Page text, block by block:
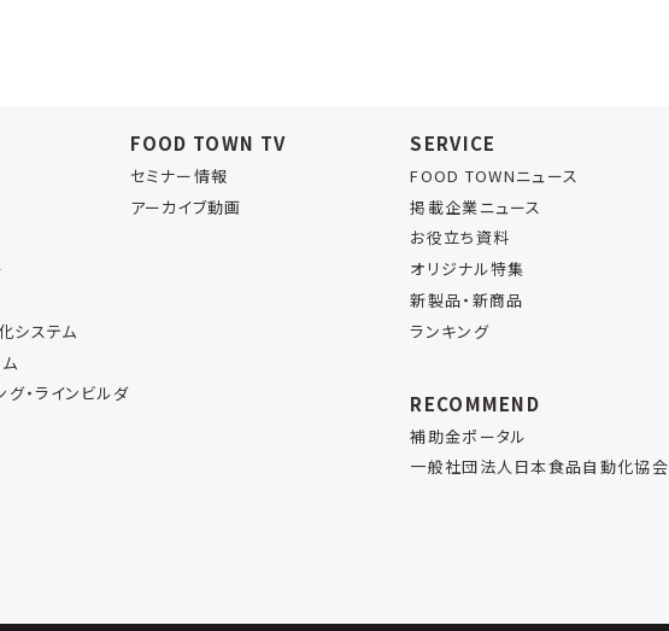
システム
・ラインビルダ
FOOD TOWN TV
セミナー情報
アーカイブ動画
SERVICE
FOOD TOWNニュース
掲載企業ニュース
お役立ち資料
オリジナル特集
新製品・新商品
ランキング
RECOMMEND
補助金ポータル
一般社団法人日本食品自動化協会